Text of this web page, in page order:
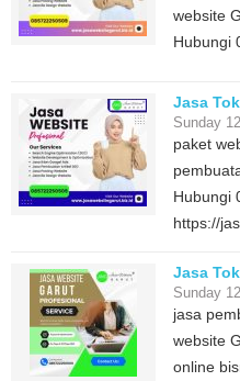
website
Hubungi
Jasa
Sunday
paket
Hubungi
https://
Jasa
Sunday
jasa
website
online